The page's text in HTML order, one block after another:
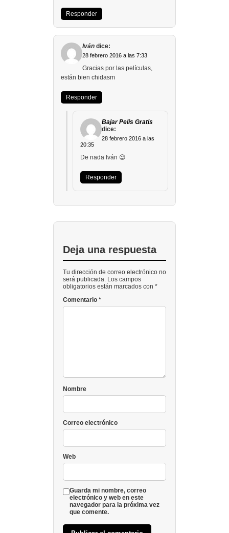
Responder
Iván dice:
28 febrero 2016 a las 7:33
Gracias por las películas,
están bien chidasm
Responder
Bajar Pelis Gratis
dice:
28 febrero 2016 a las
20:35
De nada Iván 😉
Responder
Deja una respuesta
Tu dirección de correo electrónico no
será publicada. Los campos
obligatorios están marcados con *
Comentario *
Nombre
Correo electrónico
Web
Guarda mi nombre, correo
electrónico y web en este
navegador para la próxima vez
que comente.